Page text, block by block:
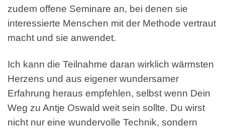
zudem offene Seminare an, bei denen sie
interessierte Menschen mit der Methode vertraut
macht und sie anwendet.
Ich kann die Teilnahme daran wirklich wärmsten
Herzens und aus eigener wundersamer
Erfahrung heraus empfehlen, selbst wenn Dein
Weg zu Antje Oswald weit sein sollte. Du wirst
nicht nur eine wundervolle Technik, sondern